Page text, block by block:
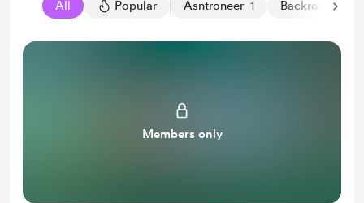
All Popular Asntroneer 1 Backrooms
Members only